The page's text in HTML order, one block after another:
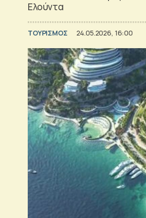
Ελούντα
ΤΟΥΡΙΣΜΟΣ 24.05.2026, 16:00